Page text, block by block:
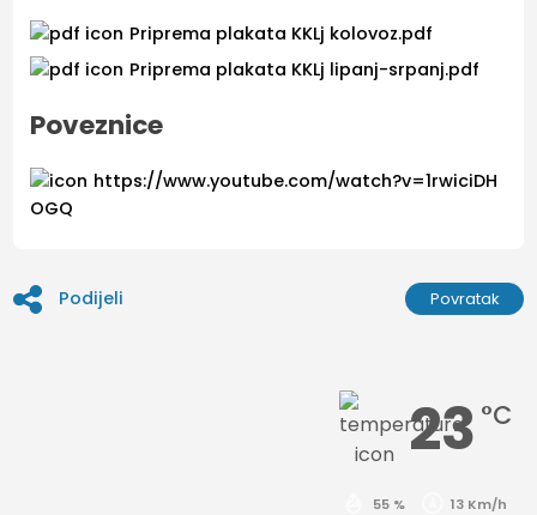
Priprema plakata KKLj kolovoz.pdf
Priprema plakata KKLj lipanj-srpanj.pdf
Poveznice
https://www.youtube.com/watch?v=1rwiciDH
OGQ
Podijeli Povratak
23 °C
55 % 13 Km/h